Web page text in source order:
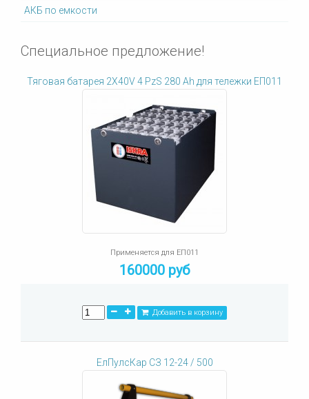
АКБ по емкости
Специальное предложение!
Тяговая батарея 2X40V 4 PzS 280 Ah для тележки ЕП011
Применяется для ЕП011
160000 руб
Добавить в корзину
ЕлПулсКар СЗ 12-24 / 500